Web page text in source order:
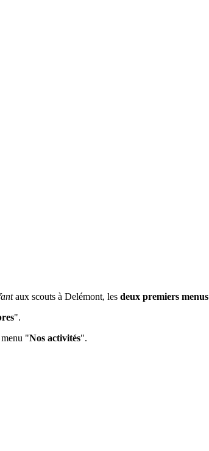
aux scouts à Delémont, les deux premiers menus
".
"Nos activités".